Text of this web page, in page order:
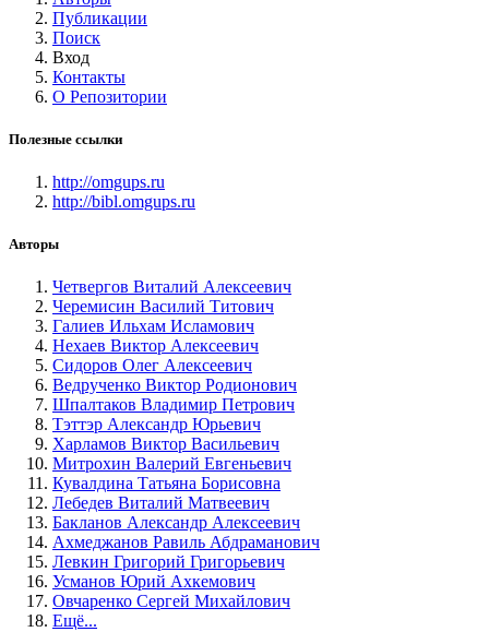
Публикации
Поиск
Вход
Контакты
О Репозитории
Полезные ссылки
http://omgups.ru
http://bibl.omgups.ru
Авторы
Четвергов Виталий Алексеевич
Черемисин Василий Титович
Галиев Ильхам Исламович
Нехаев Виктор Алексеевич
Сидоров Олег Алексеевич
Ведрученко Виктор Родионович
Шпалтаков Владимир Петрович
Тэттэр Александр Юрьевич
Харламов Виктор Васильевич
Митрохин Валерий Евгеньевич
Кувалдина Татьяна Борисовна
Лебедев Виталий Матвеевич
Бакланов Александр Алексеевич
Ахмеджанов Равиль Абдраманович
Левкин Григорий Григорьевич
Усманов Юрий Ахкемович
Овчаренко Сергей Михайлович
Ещё...